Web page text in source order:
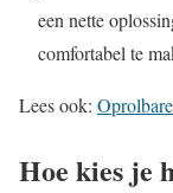
een nette
comfortabel te
Lees ook:
Hoe kies je